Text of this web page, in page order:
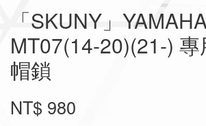
「SKUNY」
MT07(14-20)(21-)
帽鎖
NT$ 980